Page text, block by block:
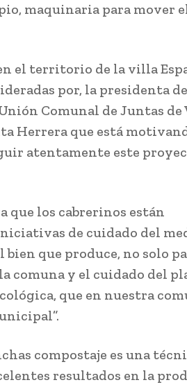
maquinaria para mover
el territorio de la villa
por, la presidenta
Comunal de Juntas de
Herrera que está
atentamente este
que los cabrerinos están
de cuidado del
que produce, no solo
comuna y el cuidado del
que en nuestra
compostaje es una
resultados en la